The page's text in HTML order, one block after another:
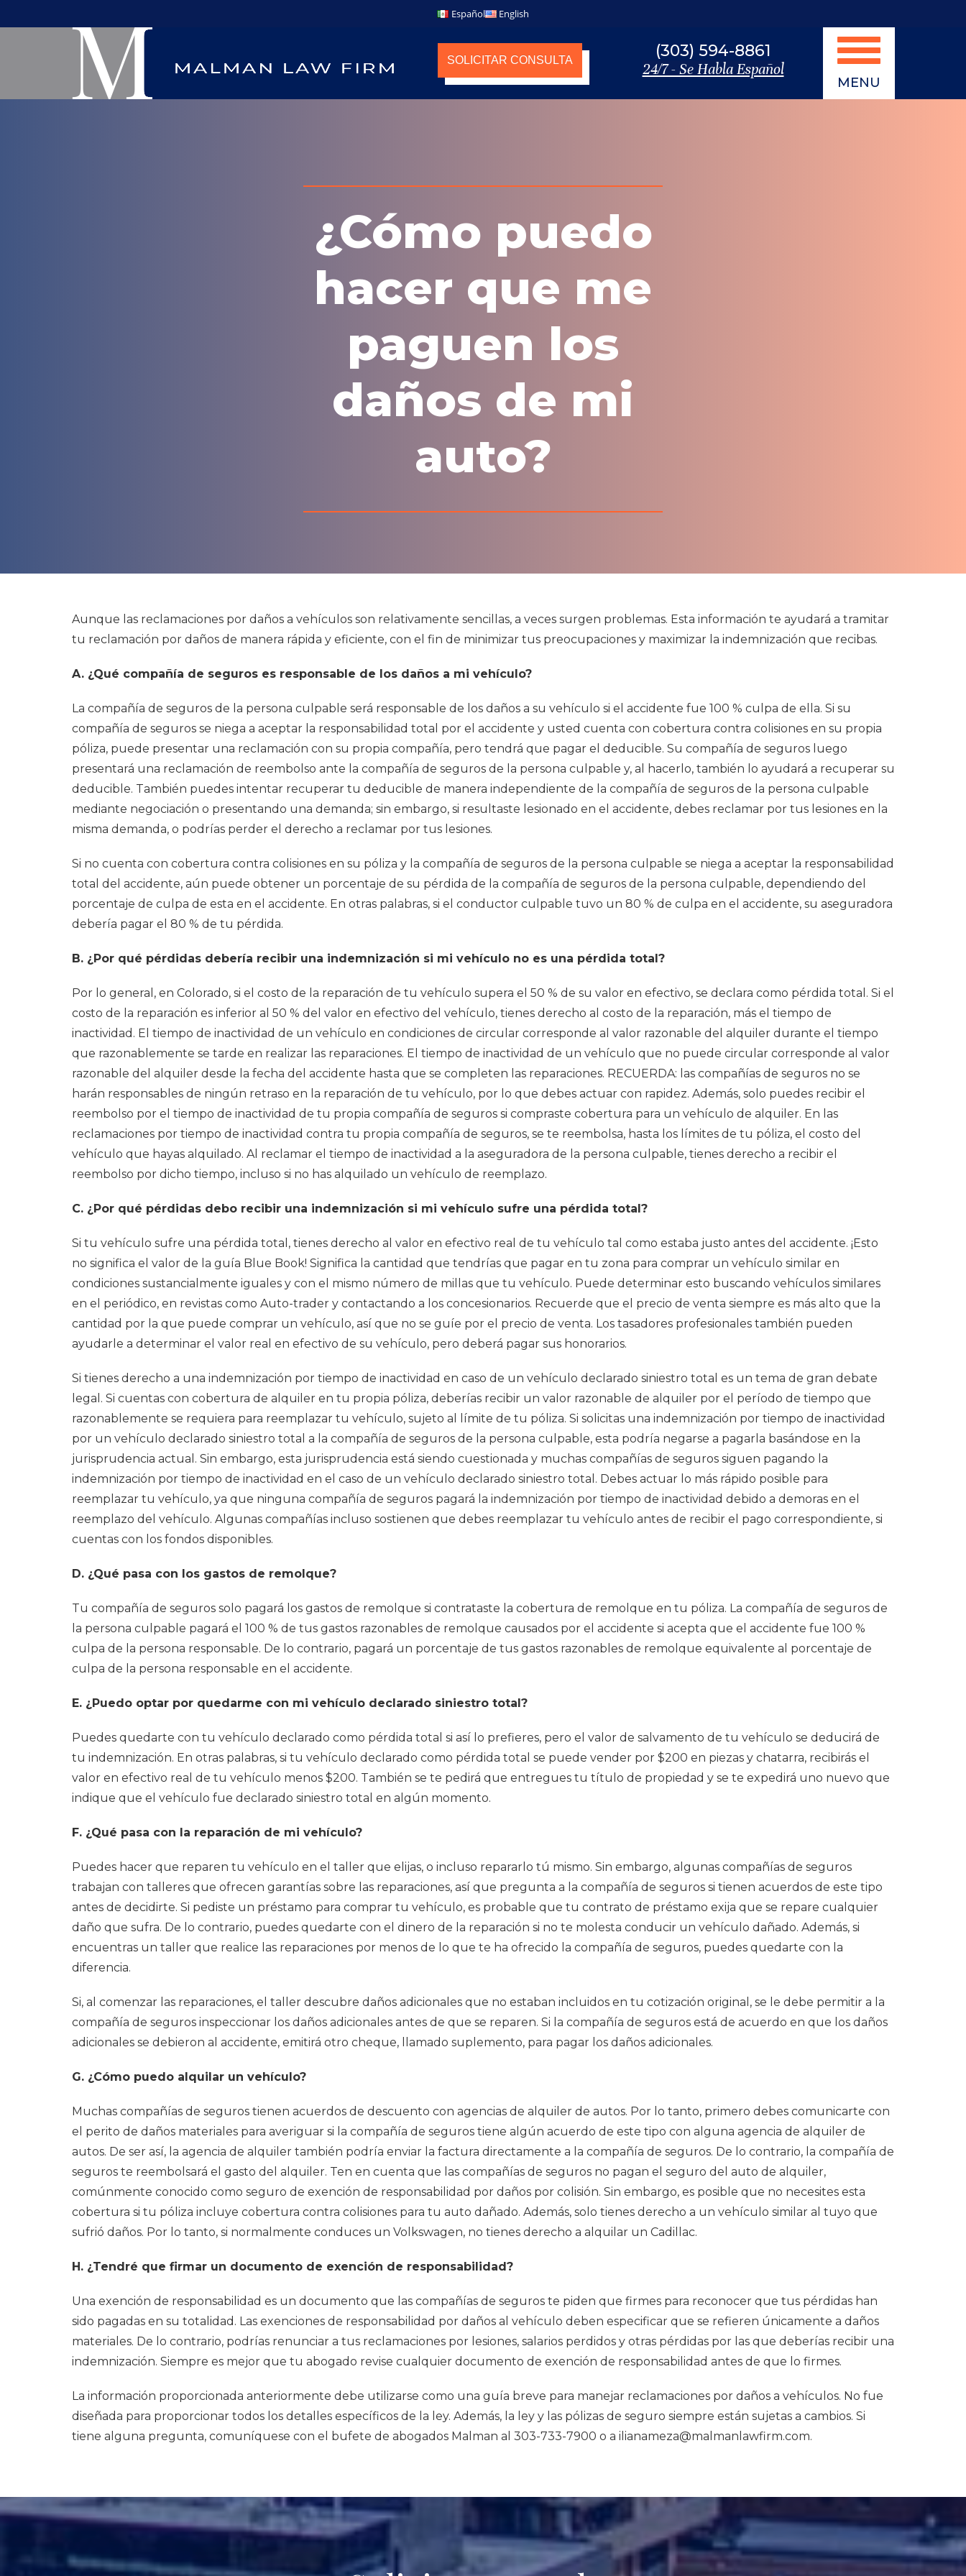
Español English
SOLICITAR CONSULTA (303) 594-8861
24/7 - Se Habla Español
MENU
¿Cómo puedo
hacer que me
paguen los
daños de mi
auto?
Aunque las reclamaciones por daños a vehículos son relativamente sencillas, a veces surgen problemas. Esta información te ayudará a tramitar
tu reclamación por daños de manera rápida y eficiente, con el fin de minimizar tus preocupaciones y maximizar la indemnización que recibas.
A. ¿Qué compañía de seguros es responsable de los daños a mi vehículo?
La compañía de seguros de la persona culpable será responsable de los daños a su vehículo si el accidente fue 100 % culpa de ella. Si su
compañía de seguros se niega a aceptar la responsabilidad total por el accidente y usted cuenta con cobertura contra colisiones en su propia
póliza, puede presentar una reclamación con su propia compañía, pero tendrá que pagar el deducible. Su compañía de seguros luego
presentará una reclamación de reembolso ante la compañía de seguros de la persona culpable y, al hacerlo, también lo ayudará a recuperar su
deducible. También puedes intentar recuperar tu deducible de manera independiente de la compañía de seguros de la persona culpable
mediante negociación o presentando una demanda; sin embargo, si resultaste lesionado en el accidente, debes reclamar por tus lesiones en la
misma demanda, o podrías perder el derecho a reclamar por tus lesiones.
Si no cuenta con cobertura contra colisiones en su póliza y la compañía de seguros de la persona culpable se niega a aceptar la responsabilidad
total del accidente, aún puede obtener un porcentaje de su pérdida de la compañía de seguros de la persona culpable, dependiendo del
porcentaje de culpa de esta en el accidente. En otras palabras, si el conductor culpable tuvo un 80 % de culpa en el accidente, su aseguradora
debería pagar el 80 % de tu pérdida.
B. ¿Por qué pérdidas debería recibir una indemnización si mi vehículo no es una pérdida total?
Por lo general, en Colorado, si el costo de la reparación de tu vehículo supera el 50 % de su valor en efectivo, se declara como pérdida total. Si el
costo de la reparación es inferior al 50 % del valor en efectivo del vehículo, tienes derecho al costo de la reparación, más el tiempo de
inactividad. El tiempo de inactividad de un vehículo en condiciones de circular corresponde al valor razonable del alquiler durante el tiempo
que razonablemente se tarde en realizar las reparaciones. El tiempo de inactividad de un vehículo que no puede circular corresponde al valor
razonable del alquiler desde la fecha del accidente hasta que se completen las reparaciones. RECUERDA: las compañías de seguros no se
harán responsables de ningún retraso en la reparación de tu vehículo, por lo que debes actuar con rapidez. Además, solo puedes recibir el
reembolso por el tiempo de inactividad de tu propia compañía de seguros si compraste cobertura para un vehículo de alquiler. En las
reclamaciones por tiempo de inactividad contra tu propia compañía de seguros, se te reembolsa, hasta los límites de tu póliza, el costo del
vehículo que hayas alquilado. Al reclamar el tiempo de inactividad a la aseguradora de la persona culpable, tienes derecho a recibir el
reembolso por dicho tiempo, incluso si no has alquilado un vehículo de reemplazo.
C. ¿Por qué pérdidas debo recibir una indemnización si mi vehículo sufre una pérdida total?
Si tu vehículo sufre una pérdida total, tienes derecho al valor en efectivo real de tu vehículo tal como estaba justo antes del accidente. ¡Esto
no significa el valor de la guía Blue Book! Significa la cantidad que tendrías que pagar en tu zona para comprar un vehículo similar en
condiciones sustancialmente iguales y con el mismo número de millas que tu vehículo. Puede determinar esto buscando vehículos similares
en el periódico, en revistas como Auto-trader y contactando a los concesionarios. Recuerde que el precio de venta siempre es más alto que la
cantidad por la que puede comprar un vehículo, así que no se guíe por el precio de venta. Los tasadores profesionales también pueden
ayudarle a determinar el valor real en efectivo de su vehículo, pero deberá pagar sus honorarios.
Si tienes derecho a una indemnización por tiempo de inactividad en caso de un vehículo declarado siniestro total es un tema de gran debate
legal. Si cuentas con cobertura de alquiler en tu propia póliza, deberías recibir un valor razonable de alquiler por el período de tiempo que
razonablemente se requiera para reemplazar tu vehículo, sujeto al límite de tu póliza. Si solicitas una indemnización por tiempo de inactividad
por un vehículo declarado siniestro total a la compañía de seguros de la persona culpable, esta podría negarse a pagarla basándose en la
jurisprudencia actual. Sin embargo, esta jurisprudencia está siendo cuestionada y muchas compañías de seguros siguen pagando la
indemnización por tiempo de inactividad en el caso de un vehículo declarado siniestro total. Debes actuar lo más rápido posible para
reemplazar tu vehículo, ya que ninguna compañía de seguros pagará la indemnización por tiempo de inactividad debido a demoras en el
reemplazo del vehículo. Algunas compañías incluso sostienen que debes reemplazar tu vehículo antes de recibir el pago correspondiente, si
cuentas con los fondos disponibles.
D. ¿Qué pasa con los gastos de remolque?
Tu compañía de seguros solo pagará los gastos de remolque si contrataste la cobertura de remolque en tu póliza. La compañía de seguros de
la persona culpable pagará el 100 % de tus gastos razonables de remolque causados por el accidente si acepta que el accidente fue 100 %
culpa de la persona responsable. De lo contrario, pagará un porcentaje de tus gastos razonables de remolque equivalente al porcentaje de
culpa de la persona responsable en el accidente.
E. ¿Puedo optar por quedarme con mi vehículo declarado siniestro total?
Puedes quedarte con tu vehículo declarado como pérdida total si así lo prefieres, pero el valor de salvamento de tu vehículo se deducirá de
tu indemnización. En otras palabras, si tu vehículo declarado como pérdida total se puede vender por $200 en piezas y chatarra, recibirás el
valor en efectivo real de tu vehículo menos $200. También se te pedirá que entregues tu título de propiedad y se te expedirá uno nuevo que
indique que el vehículo fue declarado siniestro total en algún momento.
F. ¿Qué pasa con la reparación de mi vehículo?
Puedes hacer que reparen tu vehículo en el taller que elijas, o incluso repararlo tú mismo. Sin embargo, algunas compañías de seguros
trabajan con talleres que ofrecen garantías sobre las reparaciones, así que pregunta a la compañía de seguros si tienen acuerdos de este tipo
antes de decidirte. Si pediste un préstamo para comprar tu vehículo, es probable que tu contrato de préstamo exija que se repare cualquier
daño que sufra. De lo contrario, puedes quedarte con el dinero de la reparación si no te molesta conducir un vehículo dañado. Además, si
encuentras un taller que realice las reparaciones por menos de lo que te ha ofrecido la compañía de seguros, puedes quedarte con la
diferencia.
Si, al comenzar las reparaciones, el taller descubre daños adicionales que no estaban incluidos en tu cotización original, se le debe permitir a la
compañía de seguros inspeccionar los daños adicionales antes de que se reparen. Si la compañía de seguros está de acuerdo en que los daños
adicionales se debieron al accidente, emitirá otro cheque, llamado suplemento, para pagar los daños adicionales.
G. ¿Cómo puedo alquilar un vehículo?
Muchas compañías de seguros tienen acuerdos de descuento con agencias de alquiler de autos. Por lo tanto, primero debes comunicarte con
el perito de daños materiales para averiguar si la compañía de seguros tiene algún acuerdo de este tipo con alguna agencia de alquiler de
autos. De ser así, la agencia de alquiler también podría enviar la factura directamente a la compañía de seguros. De lo contrario, la compañía de
seguros te reembolsará el gasto del alquiler. Ten en cuenta que las compañías de seguros no pagan el seguro del auto de alquiler,
comúnmente conocido como seguro de exención de responsabilidad por daños por colisión. Sin embargo, es posible que no necesites esta
cobertura si tu póliza incluye cobertura contra colisiones para tu auto dañado. Además, solo tienes derecho a un vehículo similar al tuyo que
sufrió daños. Por lo tanto, si normalmente conduces un Volkswagen, no tienes derecho a alquilar un Cadillac.
H. ¿Tendré que firmar un documento de exención de responsabilidad?
Una exención de responsabilidad es un documento que las compañías de seguros te piden que firmes para reconocer que tus pérdidas han
sido pagadas en su totalidad. Las exenciones de responsabilidad por daños al vehículo deben especificar que se refieren únicamente a daños
materiales. De lo contrario, podrías renunciar a tus reclamaciones por lesiones, salarios perdidos y otras pérdidas por las que deberías recibir una
indemnización. Siempre es mejor que tu abogado revise cualquier documento de exención de responsabilidad antes de que lo firmes.
La información proporcionada anteriormente debe utilizarse como una guía breve para manejar reclamaciones por daños a vehículos. No fue
diseñada para proporcionar todos los detalles específicos de la ley. Además, la ley y las pólizas de seguro siempre están sujetas a cambios. Si
tiene alguna pregunta, comuníquese con el bufete de abogados Malman al 303-733-7900 o a ilianameza@malmanlawfirm.com.